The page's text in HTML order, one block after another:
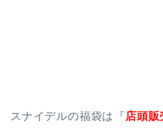
スナイデルの福袋は『 店頭販